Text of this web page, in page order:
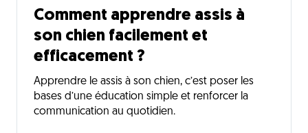
Comment apprendre assis à
son chien facilement et
efficacement ?
Apprendre le assis à son chien, c’est poser les
bases d’une éducation simple et renforcer la
communication au quotidien.